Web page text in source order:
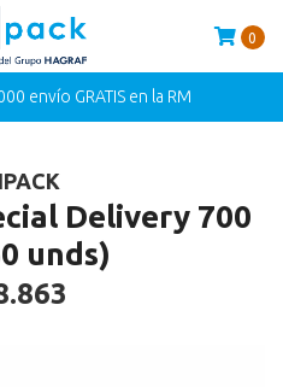
envío GRATIS en la RM
0
Delivery 700
unds)